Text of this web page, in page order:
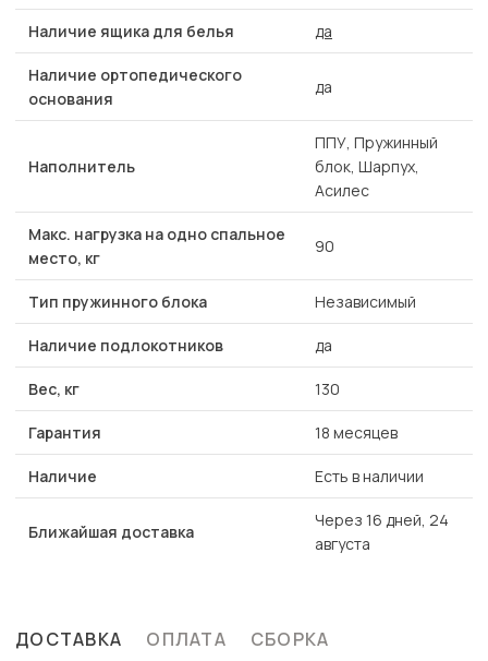
Наличие ящика для белья да
Наличие ортопедического
основания
да
Наполнитель
ППУ, Пружинный
блок, Шарпух,
Асилес
Макс. нагрузка на одно спальное
место, кг
90
Тип пружинного блока Независимый
Наличие подлокотников да
Вес, кг 130
Гарантия 18 месяцев
Наличие Есть в наличии
Ближайшая доставка
Через 16 дней, 24
августа
ДОСТАВКА ОПЛАТА СБОРКА